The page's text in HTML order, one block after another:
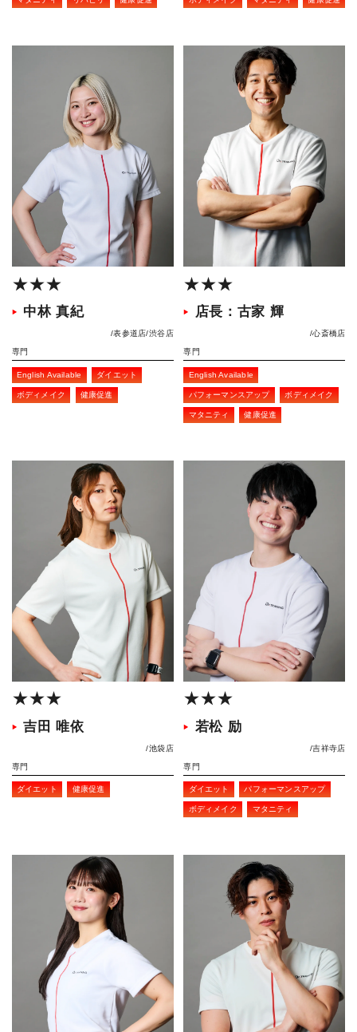
★★★
中林 真紀
表参道店 渋谷店
専門
English Available ダイエット
ボディメイク 健康促進
★★★
店長：古家 輝
心斎橋店
専門
English Available
パフォーマンスアップ ボディメイク
マタニティ 健康促進
★★★
吉田 唯依
池袋店
専門
ダイエット 健康促進
★★★
若松 励
吉祥寺店
専門
ダイエット パフォーマンスアップ
ボディメイク マタニティ